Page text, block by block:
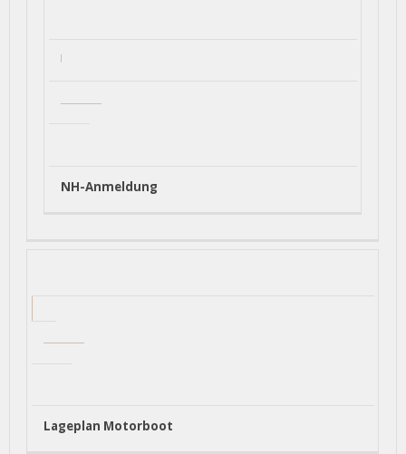
NH-Anmeldung
Lageplan Motorboot